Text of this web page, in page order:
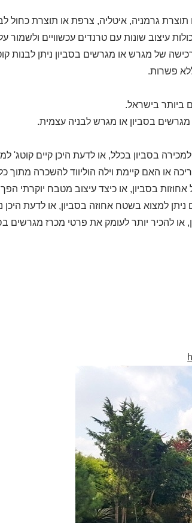
גרמניה, איטליה, צרפת או תוצרת כחול
עיצוב שונות עם טרנדים עכשוויים ולשמור על
של מגרש או מגרשים בסביון ניתן לבנות
פשרות.
ביותר בישראל.
בסביון או מגרש לבניה עצמית.
בסביון בכלל, או לדעת היכן קיים קוטג'
או האם קיימת וילה הוליווד להשכרה מתוך
אחוזות בסביון, או כיצד עיצוב מטבח יוקרתי
ניתן למצוא בשטח אחוזה בסביון, או לדעת היכן
או להכיר יותר לעומק את פרטי מכרז מגרשים